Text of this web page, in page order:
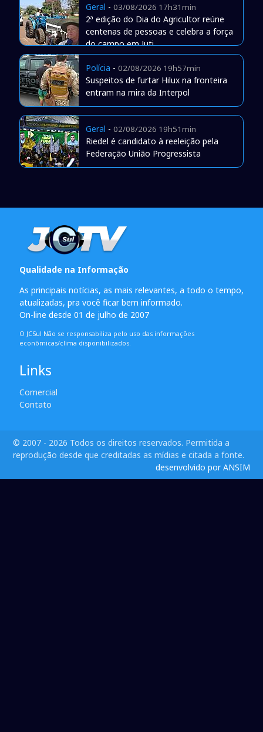
Geral - 03/08/2026 17h31min
2ª edição do Dia do Agricultor reúne
centenas de pessoas e celebra a força
do campo em Juti
Polícia - 02/08/2026 19h57min
Suspeitos de furtar Hilux na fronteira
entram na mira da Interpol
Geral - 02/08/2026 19h51min
Riedel é candidato à reeleição pela
Federação União Progressista
Qualidade na Informação
As principais notícias, as mais relevantes, a todo o tempo,
atualizadas, pra você ficar bem informado.
On-line desde 01 de julho de 2007
O JCSul Não se responsabiliza pelo uso das informações
econômicas/clima disponibilizados.
Links
Comercial
Contato
© 2007 - 2026 Todos os direitos reservados. Permitida a
reprodução desde que creditadas as mídias e citada a fonte.
desenvolvido por ANSIM